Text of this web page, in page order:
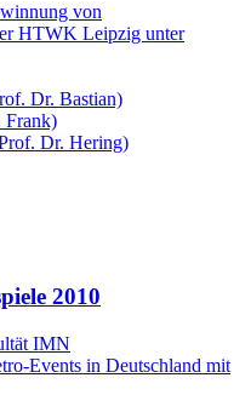
von
HTWK Leipzig unter
Dr. Bastian)
Frank)
Dr. Hering)
2010
IMN
Events in Deutschland mit